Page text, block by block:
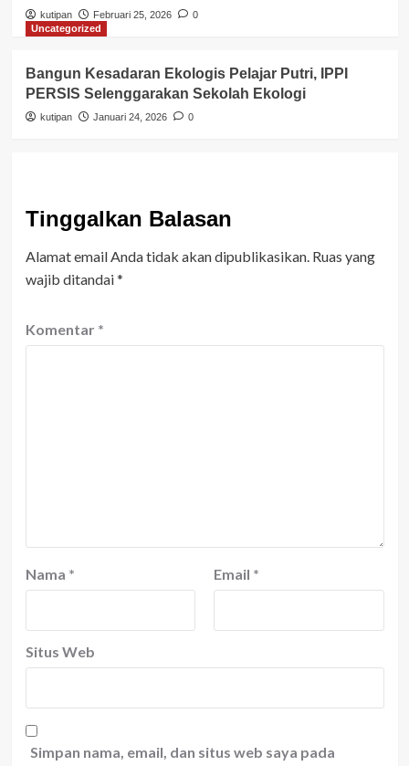
kutipan Februari 25, 2026
0
Uncategorized
Bangun Kesadaran Ekologis Pelajar Putri, IPPI
PERSIS Selenggarakan Sekolah Ekologi
kutipan Januari 24, 2026 0
Tinggalkan Balasan
Alamat email Anda tidak akan dipublikasikan. Ruas yang
wajib ditandai*
Komentar *
Nama * Email *
Situs Web
Simpan nama, email, dan situs web saya pada